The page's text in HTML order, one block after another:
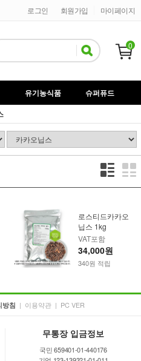
마이페이지
회원가입
로그인
0
유기농식품
슈퍼퓨드
로스티드카카오
닙스 1kg
VAT포함
34,000원
340원 적립
방침 | 이용약관 | PC VER
무통장 입금정보
국민 659401-01-440176